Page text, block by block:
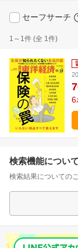
セーフサーチ
1～1件 (全 1件)
6
検索機能につい
検索結果についての